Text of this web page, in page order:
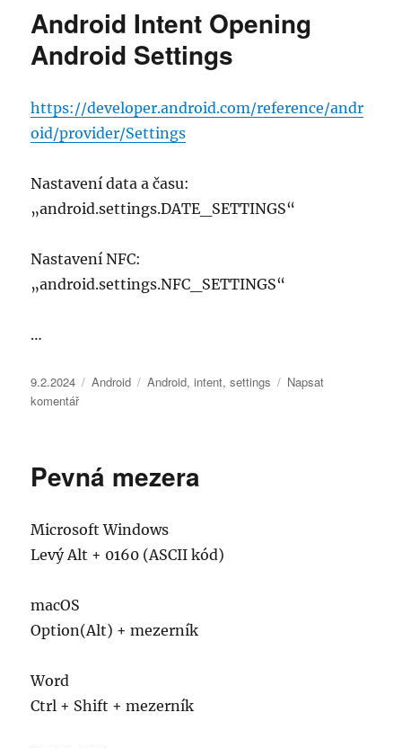
Zebra
print
Android Intent Opening
Android Settings
https://developer.android.com/reference/andr
oid/provider/Settings
Nastavení data a času:
„android.settings.DATE_SETTINGS“
Nastavení NFC:
„android.settings.NFC_SETTINGS“
…
Publikováno:
9.2.2024 Rubriky:
Android Štítky:
Android,intent,settings
Napsat
komentářpro
Android
Android
Settings
Pevná mezera
Microsoft Windows
Levý Alt + 0160 (ASCII kód)
macOS
Option(Alt) + mezerník
Word
Ctrl + Shift + mezerník